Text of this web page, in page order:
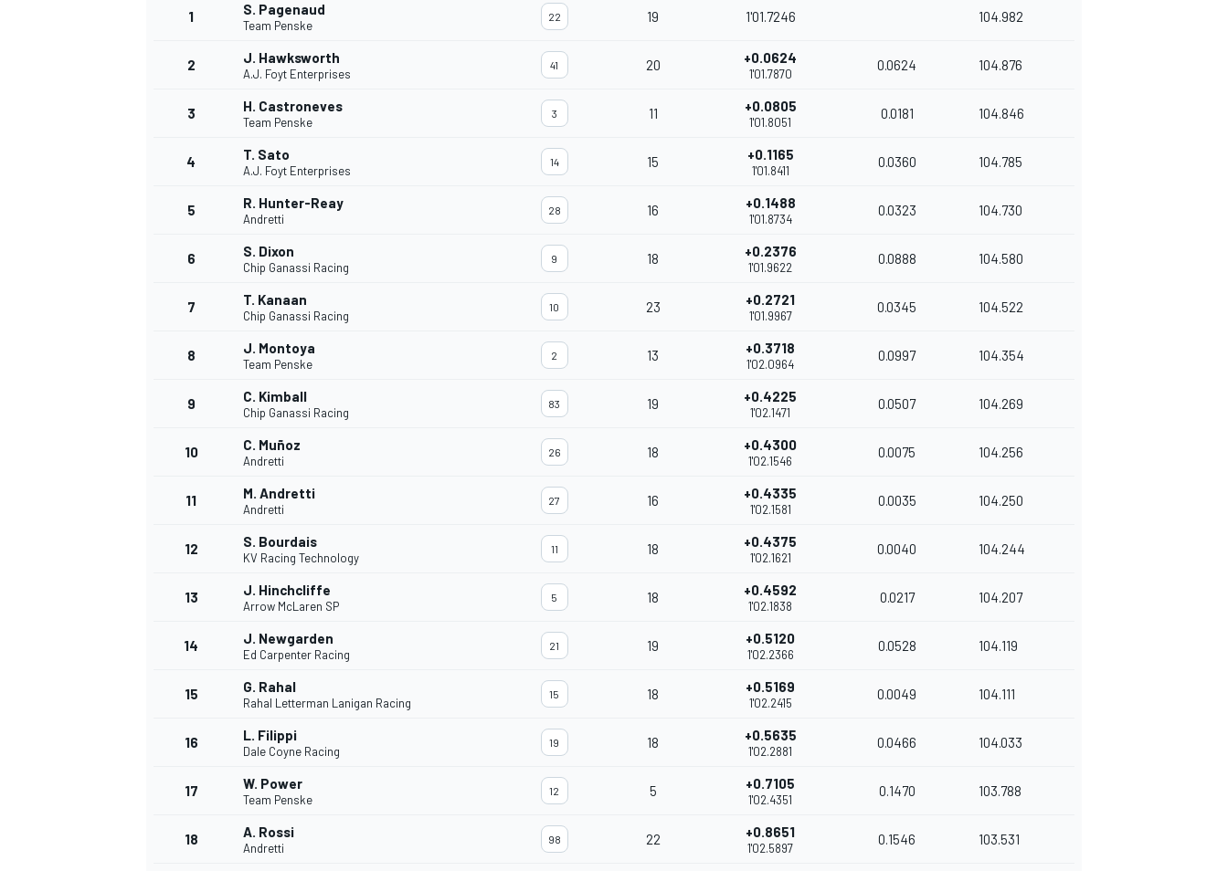
FÓRMULA E
1 S. Pagenaud
Team Penske
22 19 1'01.7246 104.982
2 J. Hawksworth
A.J. Foyt Enterprises
41 20 +0.0624
1'01.7870
0.0624 104.876
3 H. Castroneves
Team Penske
3 11 +0.0805
1'01.8051
0.0181 104.846
4 T. Sato
A.J. Foyt Enterprises
14 15 +0.1165
1'01.8411
0.0360 104.785
5 R. Hunter-Reay
Andretti
28 16 +0.1488
1'01.8734
0.0323 104.730
6 S. Dixon
Chip Ganassi Racing
9 18 +0.2376
1'01.9622
0.0888 104.580
7 T. Kanaan
Chip Ganassi Racing
10 23 +0.2721
1'01.9967
0.0345 104.522
8 J. Montoya
Team Penske
2 13 +0.3718
1'02.0964
0.0997 104.354
9 C. Kimball
Chip Ganassi Racing
83 19 +0.4225
1'02.1471
0.0507 104.269
10 C. Muñoz
Andretti
26 18 +0.4300
1'02.1546
0.0075 104.256
11 M. Andretti
Andretti
27 16 +0.4335
1'02.1581
0.0035 104.250
12 S. Bourdais
KV Racing Technology
11 18 +0.4375
1'02.1621
0.0040 104.244
13 J. Hinchcliffe
Arrow McLaren SP
5 18 +0.4592
1'02.1838
0.0217 104.207
14 J. Newgarden
Ed Carpenter Racing
21 19 +0.5120
1'02.2366
0.0528 104.119
15 G. Rahal
Rahal Letterman Lanigan Racing
15 18 +0.5169
1'02.2415
0.0049 104.111
16 L. Filippi
Dale Coyne Racing
19 18 +0.5635
1'02.2881
0.0466 104.033
17 W. Power
Team Penske
12 5 +0.7105
1'02.4351
0.1470 103.788
18 A. Rossi
Andretti
98 22 +0.8651
1'02.5897
0.1546 103.531